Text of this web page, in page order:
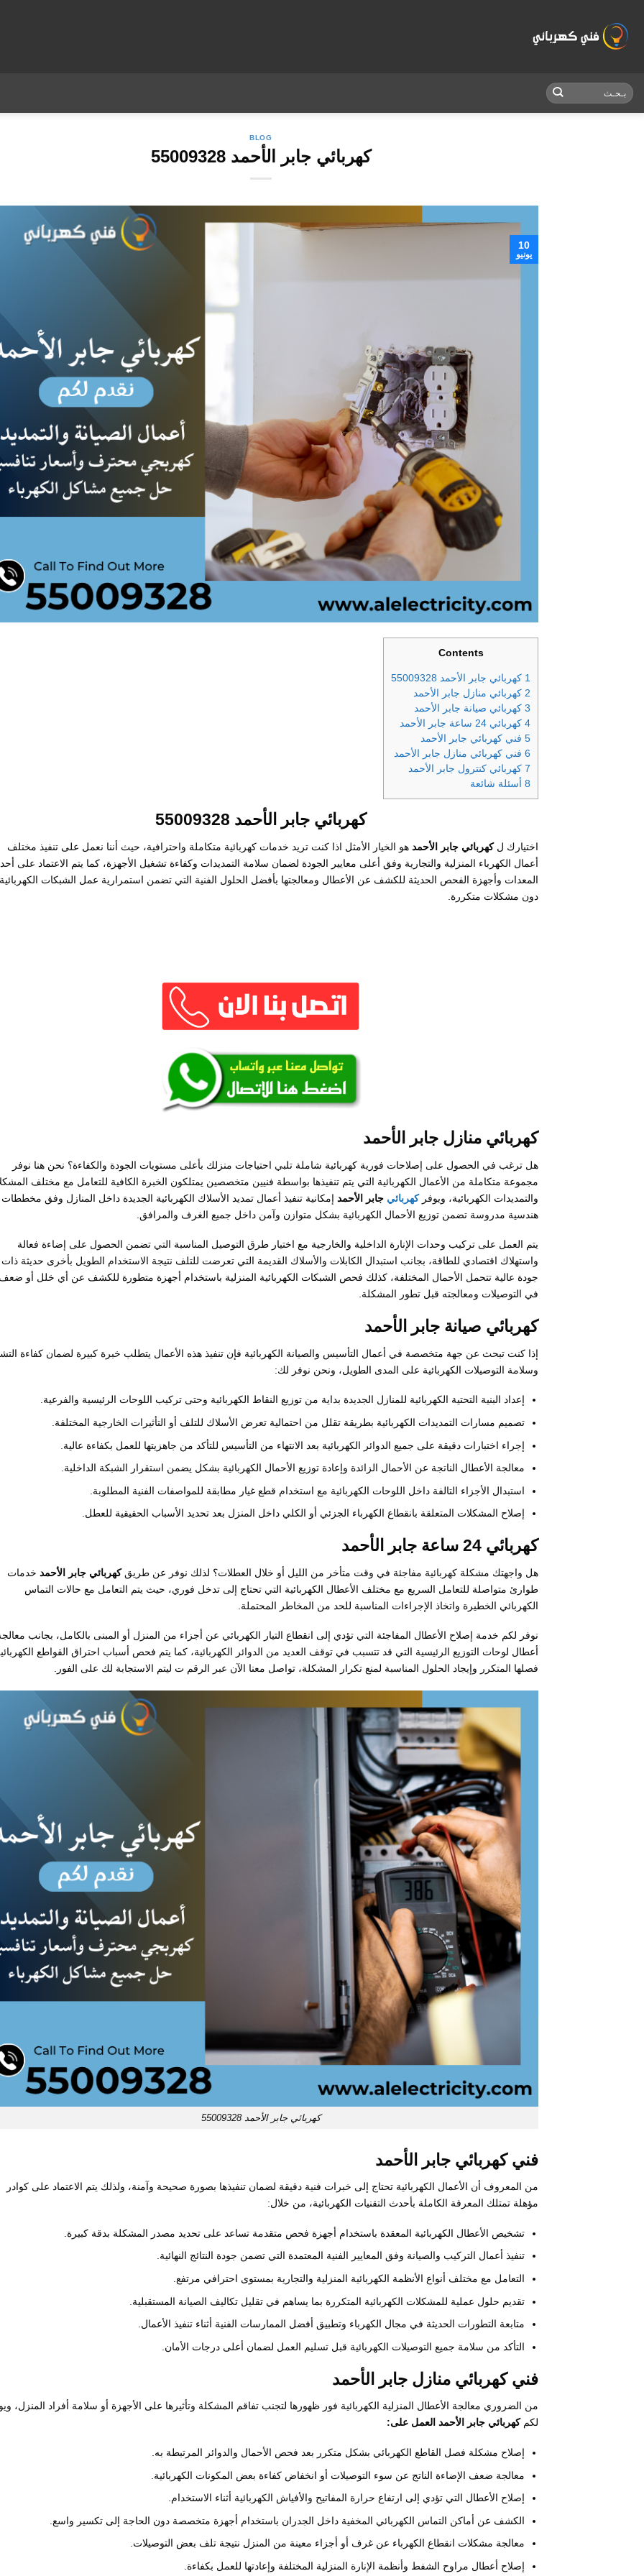
content
BLOG
كهربائي جابر الأحمد 55009328
10
يونيو
Contents
1 كهربائي جابر الأحمد 55009328
2 كهربائي منازل جابر الأحمد
3 كهربائي صيانة جابر الأحمد
4 كهربائي 24 ساعة جابر الأحمد
5 فني كهربائي جابر الأحمد
6 فني كهربائي منازل جابر الأحمد
7 كهربائي كنترول جابر الأحمد
8 أسئلة شائعة
كهربائي جابر الأحمد 55009328
اختيارك لكهربائي جابر الأحمد هو الخيار الأمثل اذا كنت تريد خدمات كهربائية متكاملة واحترافية، حيث أننا نعمل على تنفيذ مختلف
أعمال الكهرباء المنزلية والتجارية وفق أعلى معايير الجودة لضمان سلامة التمديدات وكفاءة تشغيل الأجهزة، كما يتم الاعتماد على
المعدات وأجهزة الفحص الحديثة للكشف عن الأعطال ومعالجتها بأفضل الحلول الفنية التي تضمن استمرارية عمل الشبكات الكهربائية
دون مشكلات متكررة.
كهربائي منازل جابر الأحمد
هل ترغب في الحصول على إصلاحات فورية كهربائية شاملة تلبي احتياجات منزلك بأعلى مستويات الجودة والكفاءة؟ نحن هنا نوفر
مجموعة متكاملة من الأعمال الكهربائية التي يتم تنفيذها بواسطة فنيين متخصصين يمتلكون الخبرة الكافية للتعامل مع مختلف
والتمديدات الكهربائية، ويوفركهربائي جابر الأحمد إمكانية تنفيذ أعمال تمديد الأسلاك الكهربائية الجديدة داخل المنازل وفق مخططات
هندسية مدروسة تضمن توزيع الأحمال الكهربائية بشكل متوازن وآمن داخل جميع الغرف والمرافق.
يتم العمل على تركيب وحدات الإنارة الداخلية والخارجية مع اختيار طرق التوصيل المناسبة التي تضمن الحصول على إضاءة فعالة
واستهلاك اقتصادي للطاقة، بجانب استبدال الكابلات والأسلاك القديمة التي تعرضت للتلف نتيجة الاستخدام الطويل بأخرى حديثة ذات
جودة عالية تتحمل الأحمال المختلفة، كذلك فحص الشبكات الكهربائية المنزلية باستخدام أجهزة متطورة للكشف عن أي خلل أو
في التوصيلات ومعالجته قبل تطور المشكلة.
كهربائي صيانة جابر الأحمد
إذا كنت تبحث عن جهة متخصصة في أعمال التأسيس والصيانة الكهربائية فإن تنفيذ هذه الأعمال يتطلب خبرة كبيرة لضمان كفاءة
وسلامة التوصيلات الكهربائية على المدى الطويل، ونحن نوفر لك:
إعداد البنية التحتية الكهربائية للمنازل الجديدة بداية من توزيع النقاط الكهربائية وحتى تركيب اللوحات الرئيسية والفرعية.
تصميم مسارات التمديدات الكهربائية بطريقة تقلل من احتمالية تعرض الأسلاك للتلف أو التأثيرات الخارجية المختلفة.
إجراء اختبارات دقيقة على جميع الدوائر الكهربائية بعد الانتهاء من التأسيس للتأكد من جاهزيتها للعمل بكفاءة عالية.
معالجة الأعطال الناتجة عن الأحمال الزائدة وإعادة توزيع الأحمال الكهربائية بشكل يضمن استقرار الشبكة الداخلية.
استبدال الأجزاء التالفة داخل اللوحات الكهربائية مع استخدام قطع غيار مطابقة للمواصفات الفنية المطلوبة.
إصلاح المشكلات المتعلقة بانقطاع الكهرباء الجزئي أو الكلي داخل المنزل بعد تحديد الأسباب الحقيقية للعطل.
كهربائي 24 ساعة جابر الأحمد
هل واجهتك مشكلة كهربائية مفاجئة في وقت متأخر من الليل أو خلال العطلات؟ لذلك نوفر عن طريقكهربائي جابر الأحمد خدمات
طوارئ متواصلة للتعامل السريع مع مختلف الأعطال الكهربائية التي تحتاج إلى تدخل فوري، حيث يتم التعامل مع حالات التماس
الكهربائي الخطيرة واتخاذ الإجراءات المناسبة للحد من المخاطر المحتملة.
نوفر لكم خدمة إصلاح الأعطال المفاجئة التي تؤدي إلى انقطاع التيار الكهربائي عن أجزاء من المنزل أو المبنى بالكامل، بجانب
أعطال لوحات التوزيع الرئيسية التي قد تتسبب في توقف العديد من الدوائر الكهربائية، كما يتم فحص أسباب احتراق القواطع
فصلها المتكرر وإيجاد الحلول المناسبة لمنع تكرار المشكلة، تواصل معنا الآن عبر الرقم ت ليتم الاستجابة لك على الفور.
كهربائي جابر الأحمد 55009328
فني كهربائي جابر الأحمد
من المعروف أن الأعمال الكهربائية تحتاج إلى خبرات فنية دقيقة لضمان تنفيذها بصورة صحيحة وآمنة، ولذلك يتم الاعتماد على كوادر
مؤهلة تمتلك المعرفة الكاملة بأحدث التقنيات الكهربائية، من خلال:
تشخيص الأعطال الكهربائية المعقدة باستخدام أجهزة فحص متقدمة تساعد على تحديد مصدر المشكلة بدقة كبيرة.
تنفيذ أعمال التركيب والصيانة وفق المعايير الفنية المعتمدة التي تضمن جودة النتائج النهائية.
التعامل مع مختلف أنواع الأنظمة الكهربائية المنزلية والتجارية بمستوى احترافي مرتفع.
تقديم حلول عملية للمشكلات الكهربائية المتكررة بما يساهم في تقليل تكاليف الصيانة المستقبلية.
متابعة التطورات الحديثة في مجال الكهرباء وتطبيق أفضل الممارسات الفنية أثناء تنفيذ الأعمال.
التأكد من سلامة جميع التوصيلات الكهربائية قبل تسليم العمل لضمان أعلى درجات الأمان.
فني كهربائي منازل جابر الأحمد
من الضروري معالجة الأعطال المنزلية الكهربائية فور ظهورها لتجنب تفاقم المشكلة وتأثيرها على الأجهزة أو سلامة أفراد المنزل،
لكمكهربائي جابر الأحمد العمل على:
إصلاح مشكلة فصل القاطع الكهربائي بشكل متكرر بعد فحص الأحمال والدوائر المرتبطة به.
معالجة ضعف الإضاءة الناتج عن سوء التوصيلات أو انخفاض كفاءة بعض المكونات الكهربائية.
إصلاح الأعطال التي تؤدي إلى ارتفاع حرارة المفاتيح والأفياش الكهربائية أثناء الاستخدام.
الكشف عن أماكن التماس الكهربائي المخفية داخل الجدران باستخدام أجهزة متخصصة دون الحاجة إلى تكسير واسع.
معالجة مشكلات انقطاع الكهرباء عن غرف أو أجزاء معينة من المنزل نتيجة تلف بعض التوصيلات.
إصلاح أعطال مراوح الشفط وأنظمة الإنارة المنزلية المختلفة وإعادتها للعمل بكفاءة.